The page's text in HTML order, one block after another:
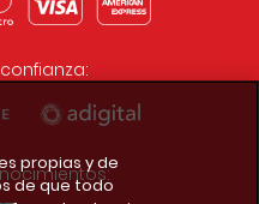
propias y de
de que todo